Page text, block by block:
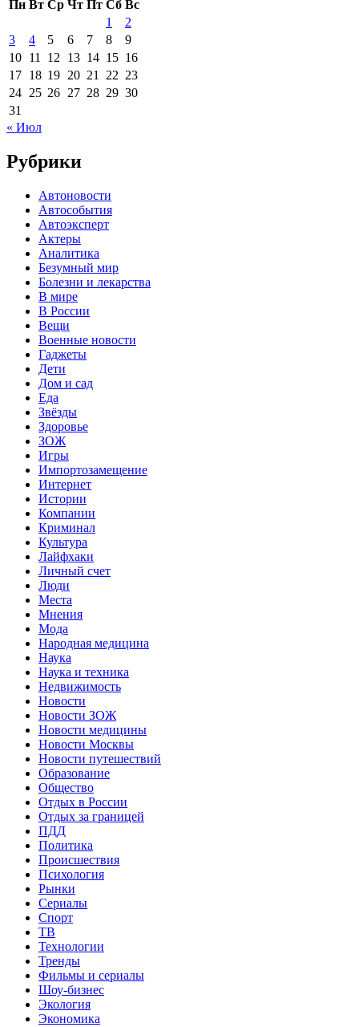
Пн Вт Ср Чт Пт Сб Вс
1
2
3
4 5 6 7 8
9
10 11 12 13 14 15 16
17 18 19 20 21 22 23
24 25 26 27 28 29 30
31
« Июл
Рубрики
Автоновости
Автособытия
Автоэксперт
Актеры
Аналитика
Безумный мир
Болезни и лекарства
В мире
В России
Вещи
Военные новости
Гаджеты
Дети
Дом и сад
Еда
Звёзды
Здоровье
ЗОЖ
Игры
Импортозамещение
Интернет
Истории
Компании
Криминал
Культура
Лайфхаки
Личный счет
Люди
Места
Мнения
Мода
Народная медицина
Наука
Наука и техника
Недвижимость
Новости
Новости ЗОЖ
Новости медицины
Новости Москвы
Новости путешествий
Образование
Общество
Отдых в России
Отдых за границей
ПДД
Политика
Происшествия
Психология
Рынки
Сериалы
Спорт
ТВ
Технологии
Тренды
Фильмы и сериалы
Шоу-бизнес
Экология
Экономика